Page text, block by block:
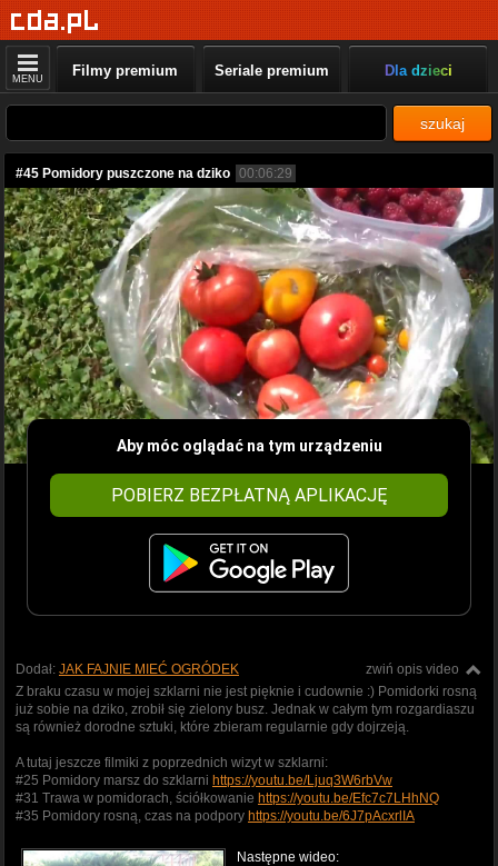
MENU Filmy premium Seriale premium Dla dzieci
szukaj
#45 Pomidory puszczone na dziko 00:06:29
Aby móc oglądać na tym urządzeniu
POBIERZ BEZPŁATNĄ APLIKACJĘ
zwiń opis video
Dodał: JAK FAJNIE MIEĆ OGRÓDEK
Z braku czasu w mojej szklarni nie jest pięknie i cudownie :) Pomidorki rosną
już sobie na dziko, zrobił się zielony busz. Jednak w całym tym rozgardiaszu
są również dorodne sztuki, które zbieram regularnie gdy dojrzeją.
A tutaj jeszcze filmiki z poprzednich wizyt w szklarni:
#25 Pomidory marsz do szklarni https://youtu.be/Ljuq3W6rbVw
#31 Trawa w pomidorach, ściółkowanie https://youtu.be/Efc7c7LHhNQ
#35 Pomidory rosną, czas na podpory https://youtu.be/6J7pAcxrlIA
Następne wideo: